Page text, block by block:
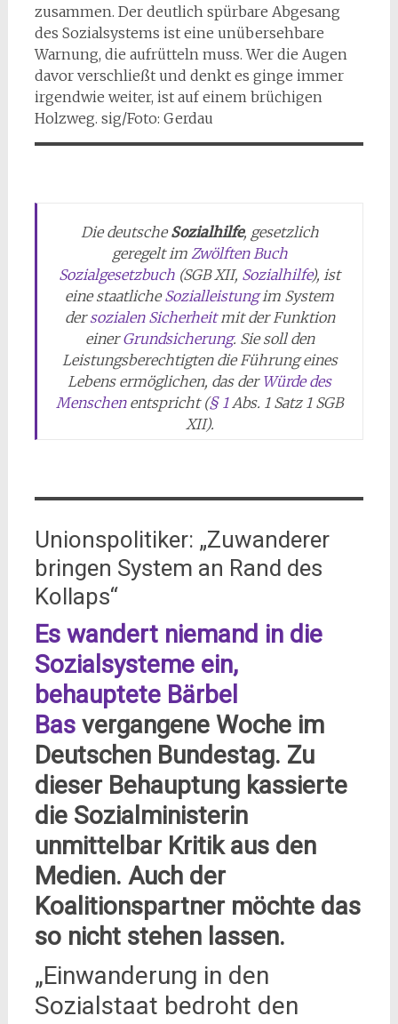
zusammen. Der deutlich spürbare Abgesang
des Sozialsystems ist eine unübersehbare
Warnung, die aufrütteln muss. Wer die Augen
davor verschließt und denkt es ginge immer
irgendwie weiter, ist auf einem brüchigen
Holzweg. sig/Foto: Gerdau
Die deutscheSozialhilfe, gesetzlich
geregelt im Zwölften Buch
Sozialgesetzbuch (SGB XII, Sozialhilfe), ist
eine staatlicheSozialleistungim System
dersozialen Sicherheitmit der Funktion
einerGrundsicherung. Sie soll den
Leistungsberechtigten die Führung eines
Lebens ermöglichen, das der Würde des
Menschenentspricht (§ 1Abs. 1 Satz 1 SGB
XII).
Unionspolitiker: „Zuwanderer
bringen System an Rand des
Kollaps“
Es wandert niemand in die
Sozialsysteme ein,
behauptete Bärbel
Basvergangene Woche im
Deutschen Bundestag. Zu
dieser Behauptung kassierte
die Sozialministerin
unmittelbar Kritik aus den
Medien. Auch der
Koalitionspartner möchte das
so nicht stehen lassen.
„Einwanderung in den
Sozialstaat bedroht den